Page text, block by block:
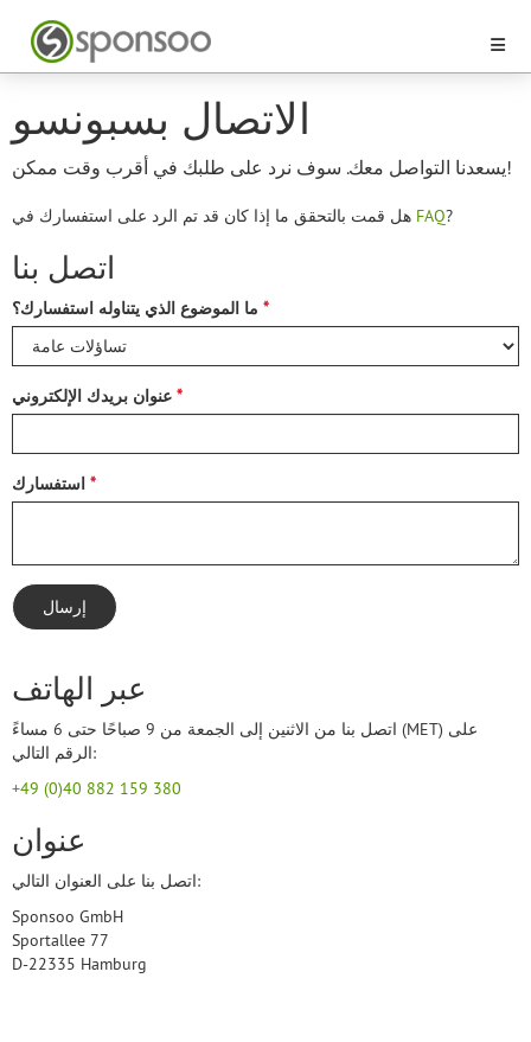
الاتصال بسبونسو
يسعدنا التواصل معك. سوف نرد على طلبك في أقرب وقت ممكن!
FAQ?
اتصل بنا
ما الموضوع الذي يتناوله استفسارك؟
عنوان بريدك الإلكتروني
استفسارك
إرسال
عبر الهاتف
اتصل بنا من الاثنين إلى الجمعة من 9 صباحًا حتى 6 مساءً (MET) على
الرقم التالي:
+49 (0)40 882 159 380
عنوان
اتصل بنا على العنوان التالي:
Sponsoo GmbH
Sportallee 77
D-22335 Hamburg